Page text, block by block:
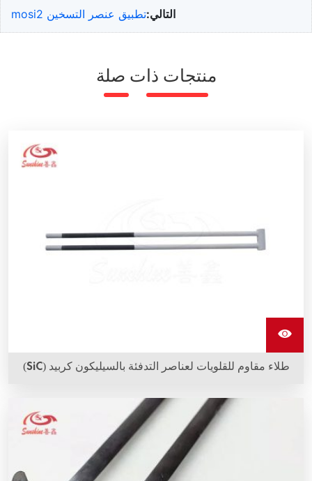
التالي:تطبيق عنصر التسخين mosi2
منتجات ذات صلة
طلاء مقاوم للقلويات لعناصر التدفئة بالسيليكون كربيد (SiC)
أن يقاوم تآكل القلويات. يُعرف الطلاء بالـ D وسيحمي جسم عنصر
التدفئة ويطيل عمر الخدمة.